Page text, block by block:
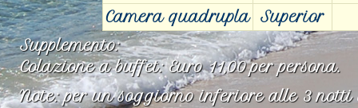
Camera quadrupla Superior
Supplemento:
Colazione a buffet: Euro 11,00 per persona.
Note: per un soggiorno inferiore alle 3